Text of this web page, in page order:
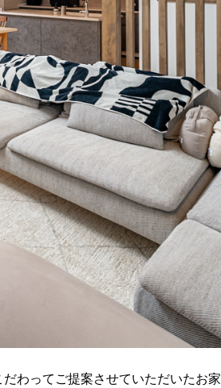
わってご提案させていただいたお家